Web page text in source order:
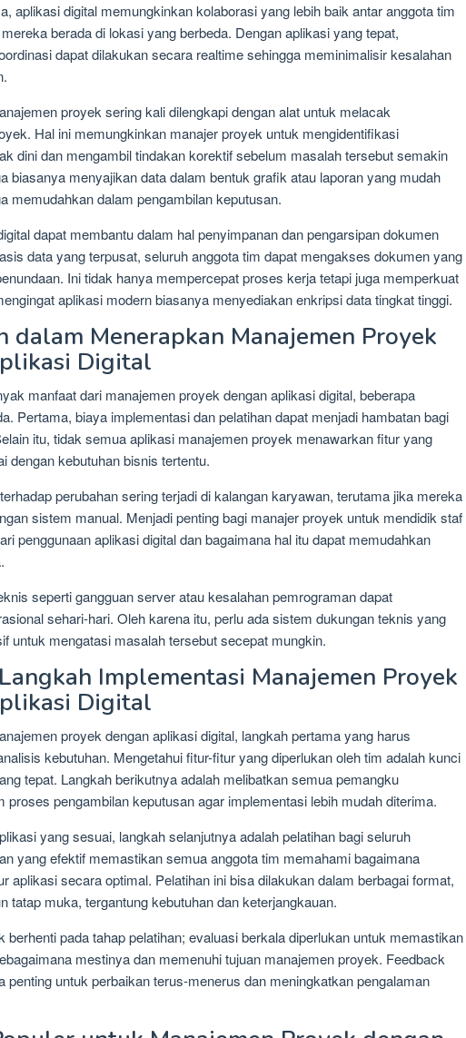
aplikasi digital memungkinkan kolaborasi yang lebih baik antar anggota tim
berada di lokasi yang berbeda. Dengan aplikasi yang tepat,
dapat dilakukan secara realtime sehingga meminimalisir kesalahan
proyek sering kali dilengkapi dengan alat untuk melacak
Hal ini memungkinkan manajer proyek untuk mengidentifikasi
dini dan mengambil tindakan korektif sebelum masalah tersebut semakin
biasanya menyajikan data dalam bentuk grafik atau laporan yang mudah
memudahkan dalam pengambilan keputusan.
dapat membantu dalam hal penyimpanan dan pengarsipan dokumen
data yang terpusat, seluruh anggota tim dapat mengakses dokumen yang
Ini tidak hanya mempercepat proses kerja tetapi juga memperkuat
aplikasi modern biasanya menyediakan enkripsi data tingkat tinggi.
dalam Menerapkan Manajemen Proyek
Digital
manfaat dari manajemen proyek dengan aplikasi digital, beberapa
Pertama, biaya implementasi dan pelatihan dapat menjadi hambatan bagi
itu, tidak semua aplikasi manajemen proyek menawarkan fitur yang
dengan kebutuhan bisnis tertentu.
perubahan sering terjadi di kalangan karyawan, terutama jika mereka
sistem manual. Menjadi penting bagi manajer proyek untuk mendidik staf
penggunaan aplikasi digital dan bagaimana hal itu dapat memudahkan
seperti gangguan server atau kesalahan pemrograman dapat
sehari-hari. Oleh karena itu, perlu ada sistem dukungan teknis yang
untuk mengatasi masalah tersebut secepat mungkin.
Implementasi Manajemen Proyek
Digital
proyek dengan aplikasi digital, langkah pertama yang harus
kebutuhan. Mengetahui fitur-fitur yang diperlukan oleh tim adalah kunci
tepat. Langkah berikutnya adalah melibatkan semua pemangku
proses pengambilan keputusan agar implementasi lebih mudah diterima.
yang sesuai, langkah selanjutnya adalah pelatihan bagi seluruh
yang efektif memastikan semua anggota tim memahami bagaimana
aplikasi secara optimal. Pelatihan ini bisa dilakukan dalam berbagai format,
tatap muka, tergantung kebutuhan dan keterjangkauan.
berhenti pada tahap pelatihan; evaluasi berkala diperlukan untuk memastikan
mestinya dan memenuhi tujuan manajemen proyek. Feedback
penting untuk perbaikan terus-menerus dan meningkatkan pengalaman